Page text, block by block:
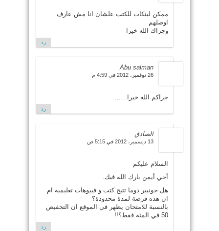
ممكن لينكات للكتب علشان انا مش عارف
اوصلهم
وجزاك الله خيرا
رد
Abu salman
26 نوفمبر، 2012 في 4:59 م
جزاكم الله خيرا……
رد
الصادق
13 ديسمبر، 2012 في 5:15 ص
السلام عليكم
أخي أيمن بارك الله فيك.
هل جونيبر دوما تتيح كتب و فييوهات تعليمية ام
ان هذه فرصة لمدة محدودة؟
بالنسبة للامتحان يظهر في الموقع ان التخفبض
50 في المئة فقط؟!!
رد